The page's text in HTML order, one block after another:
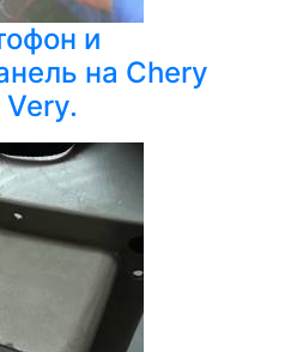
и
на Chery